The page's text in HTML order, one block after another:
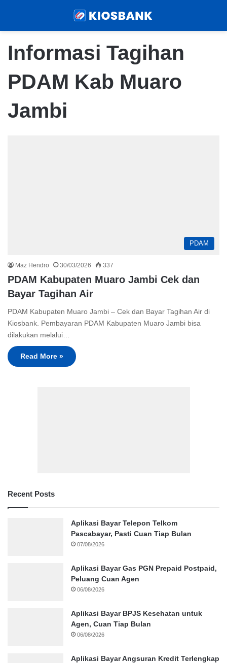
Informasi Tagihan
PDAM Kab Muaro
Jambi
PDAM
Maz Hendro 30/03/2026 337
PDAM Kabupaten Muaro Jambi Cek dan
Bayar Tagihan Air
PDAM Kabupaten Muaro Jambi – Cek dan Bayar Tagihan Air di
Kiosbank. Pembayaran PDAM Kabupaten Muaro Jambi bisa
dilakukan melalui…
Read More »
Recent Posts
Aplikasi Bayar Telepon Telkom
Pascabayar, Pasti Cuan Tiap Bulan
07/08/2026
Aplikasi Bayar Gas PGN Prepaid Postpaid,
Peluang Cuan Agen
06/08/2026
Aplikasi Bayar BPJS Kesehatan untuk
Agen, Cuan Tiap Bulan
06/08/2026
Aplikasi Bayar Angsuran Kredit Terlengkap